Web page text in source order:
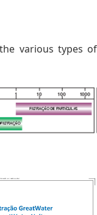
various types of